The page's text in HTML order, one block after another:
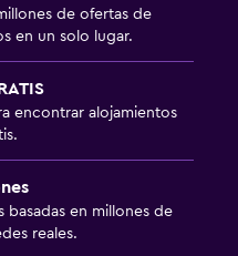
de ofertas de
en un solo lugar.
encontrar alojamientos
basadas en millones de
reales.